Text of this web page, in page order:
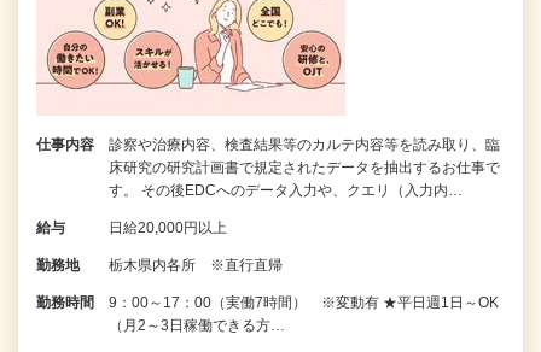
仕事内容
診察や治療内容、検査結果等のカルテ内容等を読み取り、臨
床研究の研究計画書で規定されたデータを抽出するお仕事で
す。 その後EDCへのデータ入力や、クエリ（入力内…
給与 日給20,000円以上
勤務地 栃木県内各所 ※直行直帰
勤務時間
9：00～17：00（実働7時間） ※変動有 ★平日週1日～OK
（月2～3日稼働できる方…